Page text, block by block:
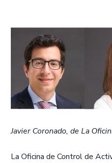
Javier Coronado, de La
La Oficina de Control de